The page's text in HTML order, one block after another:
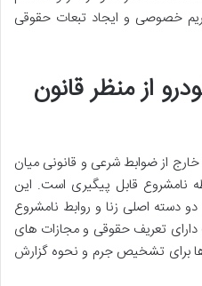
خصوصی و ایجاد تبعات حقوقی
از منظر قانون
خارج از ضوابط شرعی و قانونی میان
نامشروع قابل پیگیری است. این
دسته اصلی زنا و روابط نامشروع
تعریف حقوقی و مجازات های
برای تشخیص جرم و نحوه گزارش